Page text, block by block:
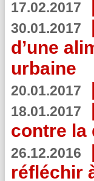
17.02.2017
30.01.2017
d’une
urbaine
20.01.2017
18.01.2017
contre la
26.12.2016
réfléchir